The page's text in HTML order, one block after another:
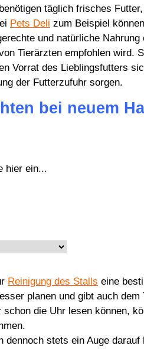
täglich frisches
Pets Deli zum Beispiel
und natürliche Nahrung
Tierärzten empfohlen wird.
Vorrat des Lieblingsfutters
der Futterzufuhr sorgen.
bei neuem
Reinigung des Stalls eine
planen und gibt auch dem
schon die Uhr lesen können,
dennoch stets ein Auge darauf